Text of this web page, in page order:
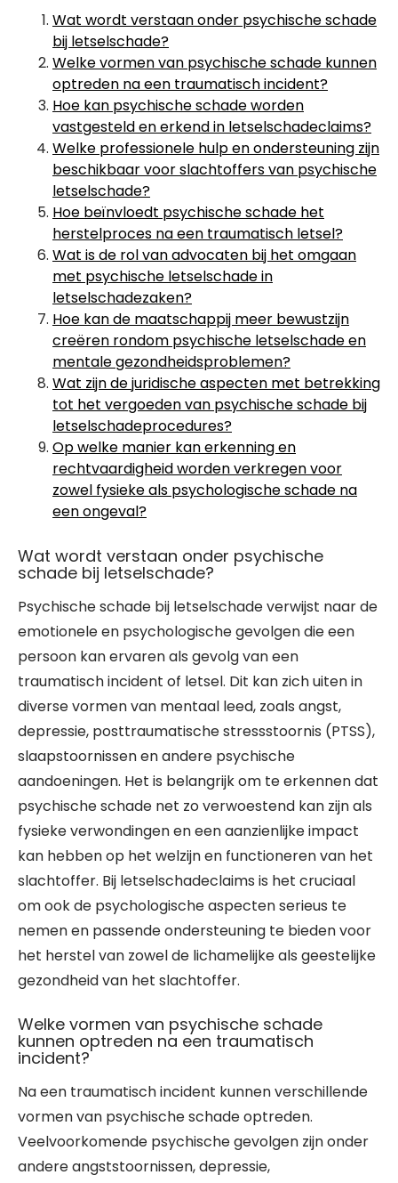
Wat wordt verstaan onder psychische schade
bij letselschade?
Welke vormen van psychische schade kunnen
optreden na een traumatisch incident?
Hoe kan psychische schade worden
vastgesteld en erkend in letselschadeclaims?
Welke professionele hulp en ondersteuning zijn
beschikbaar voor slachtoffers van psychische
letselschade?
Hoe beïnvloedt psychische schade het
herstelproces na een traumatisch letsel?
Wat is de rol van advocaten bij het omgaan
met psychische letselschade in
letselschadezaken?
Hoe kan de maatschappij meer bewustzijn
creëren rondom psychische letselschade en
mentale gezondheidsproblemen?
Wat zijn de juridische aspecten met betrekking
tot het vergoeden van psychische schade bij
letselschadeprocedures?
Op welke manier kan erkenning en
rechtvaardigheid worden verkregen voor
zowel fysieke als psychologische schade na
een ongeval?
Wat wordt verstaan onder psychische
schade bij letselschade?
Psychische schade bij letselschade verwijst naar de
emotionele en psychologische gevolgen die een
persoon kan ervaren als gevolg van een
traumatisch incident of letsel. Dit kan zich uiten in
diverse vormen van mentaal leed, zoals angst,
depressie, posttraumatische stressstoornis (PTSS),
slaapstoornissen en andere psychische
aandoeningen. Het is belangrijk om te erkennen dat
psychische schade net zo verwoestend kan zijn als
fysieke verwondingen en een aanzienlijke impact
kan hebben op het welzijn en functioneren van het
slachtoffer. Bij letselschadeclaims is het cruciaal
om ook de psychologische aspecten serieus te
nemen en passende ondersteuning te bieden voor
het herstel van zowel de lichamelijke als geestelijke
gezondheid van het slachtoffer.
Welke vormen van psychische schade
kunnen optreden na een traumatisch
incident?
Na een traumatisch incident kunnen verschillende
vormen van psychische schade optreden.
Veelvoorkomende psychische gevolgen zijn onder
andere angststoornissen, depressie,